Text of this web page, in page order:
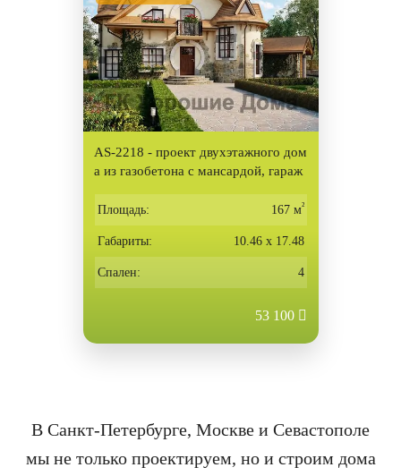
AS-2218 - проект двухэтажного дом
а из газобетона с мансардой, гараж
Площадь: 167 м²
Габариты: 10.46 х 17.48
Спален: 4
53 100
В Санкт-Петербурге, Москве и Севастополе
мы не только проектируем, но и строим дома